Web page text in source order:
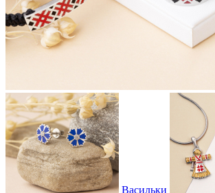
Васильки